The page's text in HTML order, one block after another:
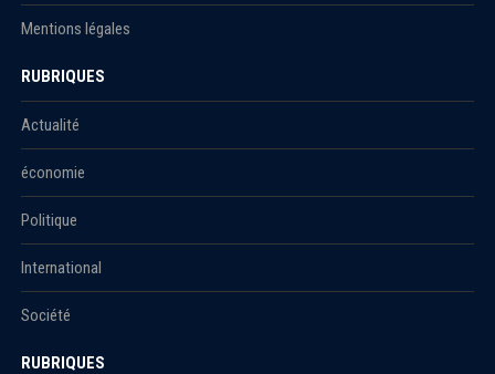
Mentions légales
RUBRIQUES
Actualité
économie
Politique
International
Société
RUBRIQUES